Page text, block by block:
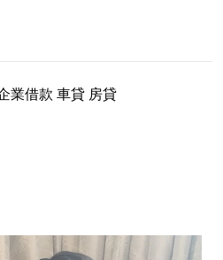
業借款 車貸 房貸